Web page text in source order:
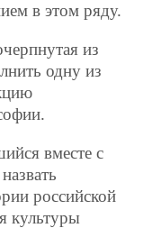
в этом ряду.
из
одну из
вместе с
российской
культуры